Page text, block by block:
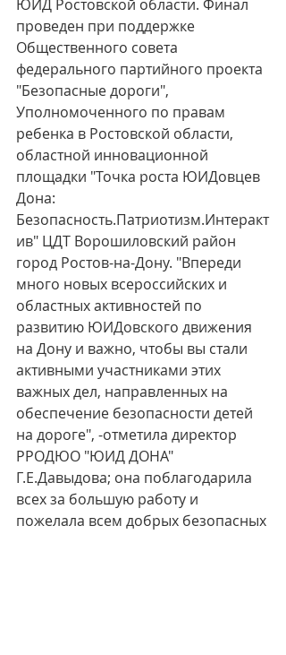
ЮИД Ростовской области. Финал
проведен при поддержке
Общественного совета
федерального партийного проекта
"Безопасные дороги",
Уполномоченного по правам
ребенка в Ростовской области,
областной инновационной
площадки "Точка роста ЮИДовцев
Дона:
Безопасность.Патриотизм.Интеракт
ив" ЦДТ Ворошиловский район
город Ростов-на-Дону. "Впереди
много новых всероссийских и
областных активностей по
развитию ЮИДовского движения
на Дону и важно, чтобы вы стали
активными участниками этих
важных дел, направленных на
обеспечение безопасности детей
на дороге", -отметила директор
РРОДЮО "ЮИД ДОНА"
Г.Е.Давыдова; она поблагодарила
всех за большую работу и
пожелала всем добрых безопасных